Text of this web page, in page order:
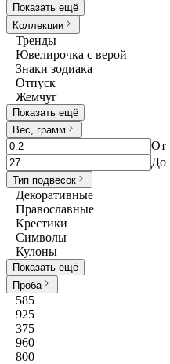
Показать ещё
Коллекции
Тренды
Ювелирочка с верой
Знаки зодиака
Отпуск
Жемчуг
Показать ещё
Вес, грамм
От
До
Тип подвесок
Декоративные
Православные
Крестики
Символы
Кулоны
Показать ещё
Проба
585
925
375
960
800